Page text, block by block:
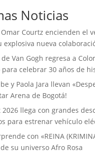
Noticias
Courtz encienden el
explosiva nueva
Van Gogh regresa a
celebrar 30 años de
y Paola Jara llevan
Arena de Bogotá!
2026 llega con grandes
para estrenar vehículo
con «REINA
su universo Afro Rosa